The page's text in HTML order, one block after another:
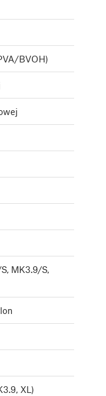
BVOH)
MK3.9/S,
XL)